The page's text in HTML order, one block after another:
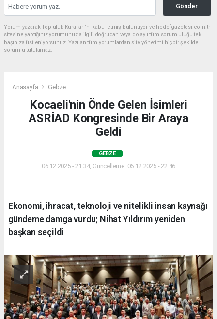
Gönder
Yorum yazarak Topluluk Kuralları’nı kabul etmiş bulunuyor ve hedefgazetesi.com.tr
sitesine yaptığınız yorumunuzla ilgili doğrudan veya dolaylı tüm sorumluluğu tek
başınıza üstleniyorsunuz. Yazılan tüm yorumlardan site yönetimi hiçbir şekilde
sorumlu tutulamaz.
Anasayfa Gebze
Kocaeli'nin Önde Gelen İsimleri
ASRİAD Kongresinde Bir Araya
Geldi
GEBZE
06.12.2025 - 21:34, Güncelleme: 06.12.2025 - 22:46
Ekonomi, ihracat, teknoloji ve nitelikli insan kaynağı
gündeme damga vurdu; Nihat Yıldırım yeniden
başkan seçildi